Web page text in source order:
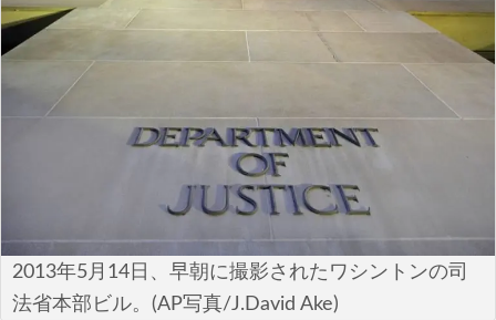
国際
ビジネス・経済
ポリシー
税制・予算
2013年5月14日、早朝に撮影されたワシントンの司
法省本部ビル。(AP写真/J.David Ake)